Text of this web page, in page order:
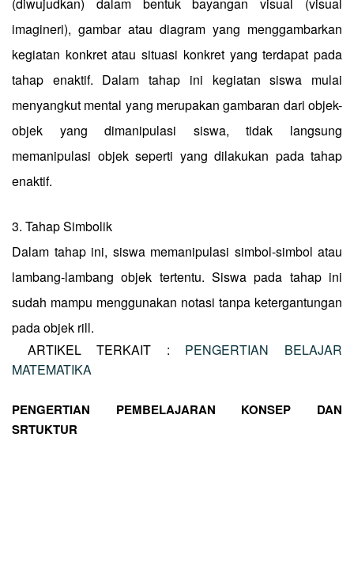
imagineri), gambar atau diagram yang menggambarkan
kegiatan konkret atau situasi konkret yang terdapat pada
tahap enaktif. Dalam tahap ini kegiatan siswa mulai
menyangkut mental yang merupakan gambaran dari objek-
objek yang dimanipulasi siswa, tidak langsung
memanipulasi objek seperti yang dilakukan pada tahap
enaktif.
3. Tahap Simbolik
Dalam tahap ini, siswa memanipulasi simbol-simbol atau
lambang-lambang objek tertentu. Siswa pada tahap ini
sudah mampu menggunakan notasi tanpa ketergantungan
pada objek rill.
ARTIKEL TERKAIT : PENGERTIAN BELAJAR
MATEMATIKA
PENGERTIAN PEMBELAJARAN KONSEP DAN
SRTUKTUR